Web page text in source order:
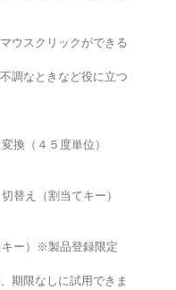
ウスクリックができる
調なときなど役に立つ
換（４５度単位）
替え（割当てキー）
キー）※製品登録限定
期限なしに試用できま